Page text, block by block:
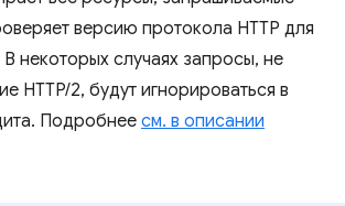
версию протокола HTTP для
некоторых случаях запросы, не
HTTP/2, будут игнорироваться в
Подробнее см. в описании